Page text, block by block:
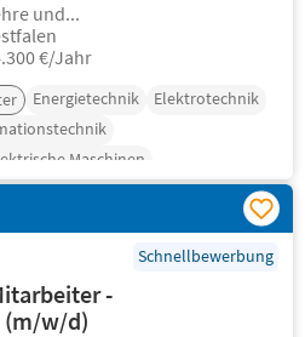
und...
€/Jahr
Energietechnik
Elektrotechnik
Maschinen
Schnellbewerbung
-
(m/w/d)